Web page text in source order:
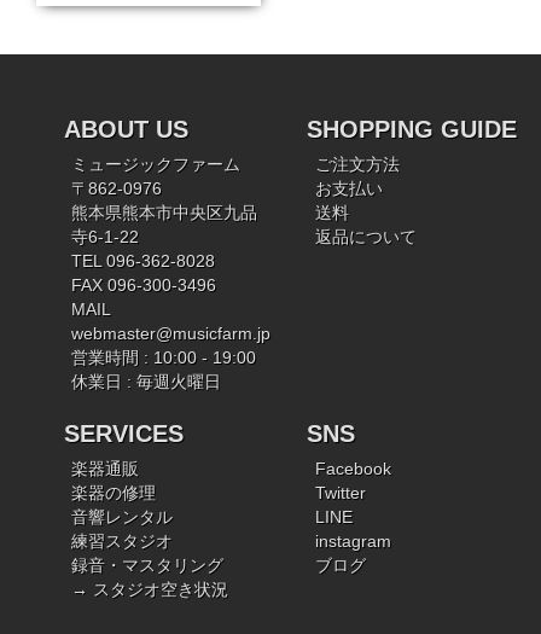
ABOUT US
ミュージックファーム
〒862-0976
熊本県熊本市中央区九品
寺6-1-22
TEL 096-362-8028
FAX 096-300-3496
MAIL
webmaster@musicfarm.jp
営業時間 : 10:00 - 19:00
休業日 : 毎週火曜日
SHOPPING GUIDE
ご注文方法
お支払い
送料
返品について
SERVICES
楽器通販
楽器の修理
音響レンタル
練習スタジオ
録音・マスタリング
→ スタジオ空き状況
SNS
Facebook
Twitter
LINE
instagram
ブログ